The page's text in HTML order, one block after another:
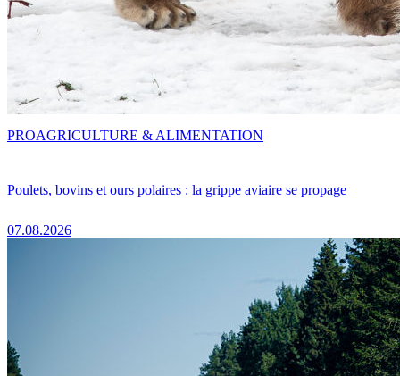
Poulets, bovins et ours polaires : la grippe aviaire se propage
07.08.2026
PROAGRICULTURE & ALIMENTATION